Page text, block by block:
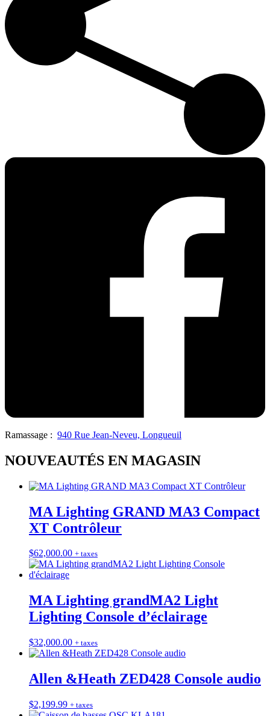
Ramassage : 940 Rue Jean-Neveu, Longueuil
NOUVEAUTÉS EN MAGASIN
MA Lighting GRAND MA3 Compact
XT Contrôleur
$62,000.00 + taxes
MA Lighting grandMA2 Light
Lighting Console d’éclairage
$32,000.00 + taxes
Allen &Heath ZED428 Console audio
$2,199.99 + taxes